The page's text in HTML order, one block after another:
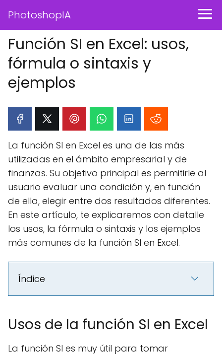
PhotoshopIA
Función SI en Excel: usos,
fórmula o sintaxis y
ejemplos
La función SI en Excel es una de las más
utilizadas en el ámbito empresarial y de
finanzas. Su objetivo principal es permitirle al
usuario evaluar una condición y, en función
de ella, elegir entre dos resultados diferentes.
En este artículo, te explicaremos con detalle
los usos, la fórmula o sintaxis y los ejemplos
más comunes de la función SI en Excel.
Índice
Usos de la función SI en Excel
La función SI es muy útil para tomar